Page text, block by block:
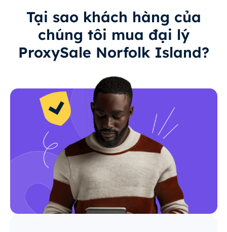
Tại sao khách hàng của
chúng tôi mua đại lý
ProxySale Norfolk Island?